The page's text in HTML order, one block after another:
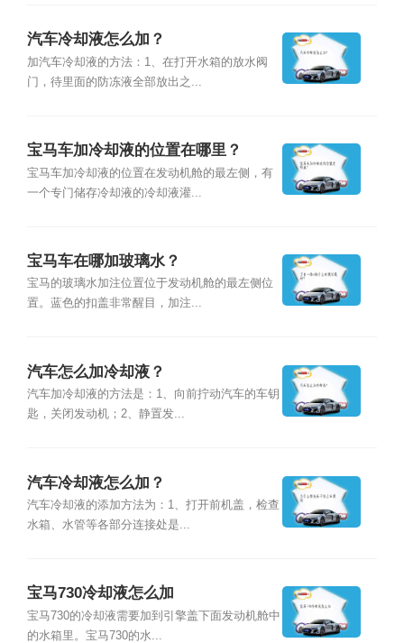
汽车冷却液怎么加？
加汽车冷却液的方法：1、在打开水箱的放水阀
门，待里面的防冻液全部放出之...
宝马车加冷却液的位置在哪里？
宝马车加冷却液的位置在发动机舱的最左侧，有
一个专门储存冷却液的冷却液灌...
宝马车在哪加玻璃水？
宝马的玻璃水加注位置位于发动机舱的最左侧位
置。蓝色的扣盖非常醒目，加注...
汽车怎么加冷却液？
汽车加冷却液的方法是：1、向前拧动汽车的车钥
匙，关闭发动机；2、静置发...
汽车冷却液怎么加？
汽车冷却液的添加方法为：1、打开前机盖，检查
水箱、水管等各部分连接处是...
宝马730冷却液怎么加
宝马730的冷却液需要加到引擎盖下面发动机舱中
的水箱里。宝马730的水...